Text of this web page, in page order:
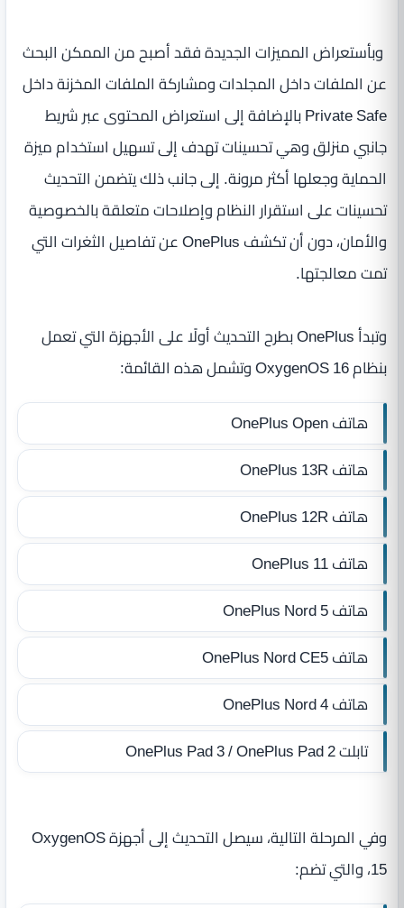
وبأستعراض المميزات الجديدة فقد أصبح من الممكن البحث
عن الملفات داخل المجلدات ومشاركة الملفات المخزنة داخل
Private Safe بالإضافة إلى استعراض المحتوى عبر شريط
جانبي منزلق وهي تحسينات تهدف إلى تسهيل استخدام ميزة
الحماية وجعلها أكثر مرونة. إلى جانب ذلك يتضمن التحديث
تحسينات على استقرار النظام وإصلاحات متعلقة بالخصوصية
والأمان، دون أن تكشف OnePlus عن تفاصيل الثغرات التي
تمت معالجتها.
وتبدأ OnePlus بطرح التحديث أولًا على الأجهزة التي تعمل
بنظام OxygenOS 16 وتشمل هذه القائمة:
هاتف OnePlus Open
هاتف OnePlus 13R
هاتف OnePlus 12R
هاتف OnePlus 11
هاتف OnePlus Nord 5
هاتف OnePlus Nord CE5
هاتف OnePlus Nord 4
تابلت OnePlus Pad 3 / OnePlus Pad 2
وفي المرحلة التالية، سيصل التحديث إلى أجهزة OxygenOS
15، والتي تضم: